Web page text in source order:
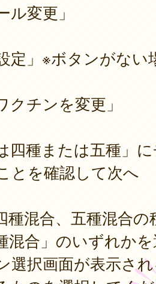
ル変更」
定」※ボタンがない
クチンを変更」
四種または五種」
とを確認して次へ
種混合、五種混合の
混合」のいずれか
選択画面が表示さ